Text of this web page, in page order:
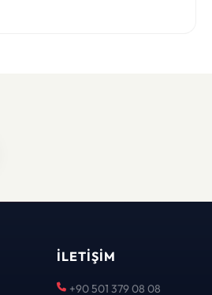
İLETIŞIM
+90 501 379 08 08